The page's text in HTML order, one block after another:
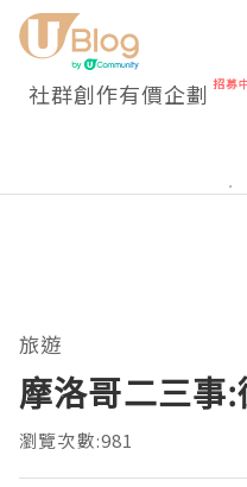
社群創作有價企劃
旅遊
摩洛哥二三事
瀏覽次數:981